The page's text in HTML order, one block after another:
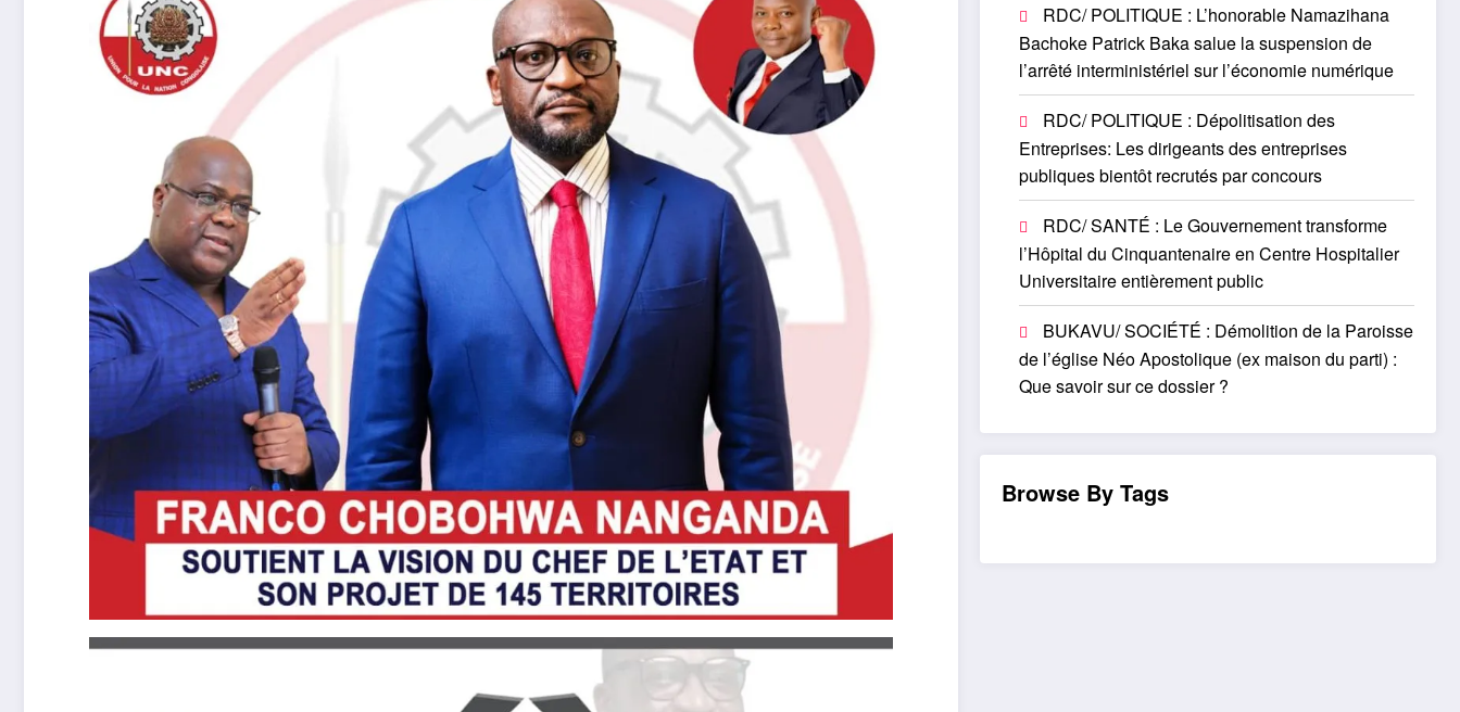
RDC/ POLITIQUE : L’honorable Namazihana
Bachoke Patrick Baka salue la suspension de
l’arrêté interministériel sur l’économie numérique
RDC/ POLITIQUE : Dépolitisation des
Entreprises: Les dirigeants des entreprises
publiques bientôt recrutés par concours
RDC/ SANTÉ : Le Gouvernement transforme
l’Hôpital du Cinquantenaire en Centre Hospitalier
Universitaire entièrement public
BUKAVU/ SOCIÉTÉ : Démolition de la Paroisse
de l’église Néo Apostolique (ex maison du parti) :
Que savoir sur ce dossier ?
Browse By Tags